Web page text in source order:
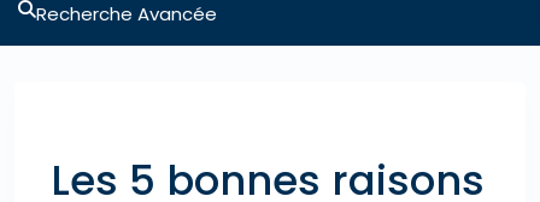
Recherche Avancée
Les 5 bonnes raisons